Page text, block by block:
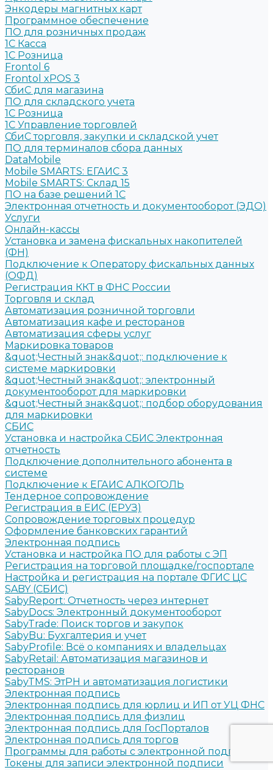
Энкодеры магнитных карт
Программное обеспечение
ПО для розничных продаж
1C Касса
1С Розница
Frontol 6
Frontol xPOS 3
СбиС для магазина
ПО для складского учета
1C Розница
1С Управление торговлей
СбиС торговля, закупки и складской учет
ПО для терминалов сбора данных
DataMobile
Mobile SMARTS: ЕГАИС 3
Mobile SMARTS: Склад 15
ПО на базе решений 1С
Электронная отчетность и документооборот (ЭДО)
Услуги
Онлайн-кассы
Установка и замена фискальных накопителей
(ФН)
Подключение к Оператору фискальных данных
(ОФД)
Регистрация ККТ в ФНС России
Торговля и склад
Автоматизация розничной торговли
Автоматизация кафе и ресторанов
Автоматизация сферы услуг
Маркировка товаров
&quot;Честный знак&quot;: подключение к
системе маркировки
&quot;Честный знак&quot;: электронный
документооборот для маркировки
&quot;Честный знак&quot;: подбор оборудования
для маркировки
СБИС
Установка и настройка СБИС Электронная
отчетность
Подключение дополнительного абонента в
системе
Подключение к ЕГАИС АЛКОГОЛЬ
Тендерное сопровождение
Регистрация в ЕИС (ЕРУЗ)
Сопровождение торговых процедур
Оформление банковских гарантий
Электронная подпись
Установка и настройка ПО для работы с ЭП
Регистрация на торговой площадке/госпортале
Настройка и регистрация на портале ФГИС ЦС
SABY (СБИС)
SabyReport: Отчетность через интернет
SabyDocs: Электронный документооборот
SabyTrade: Поиск торгов и закупок
SabyBu: Бухгалтерия и учет
SabyProfile: Всё о компаниях и владельцах
SabyRetail: Автоматизация магазинов и
ресторанов
SabyTMS: ЭтРН и автоматизация логистики
Электронная подпись
Электронная подпись для юрлиц и ИП от УЦ ФНС
Электронная подпись для физлиц
Электронная подпись для ГосПорталов
Электронная подпись для торгов
Программы для работы с электронной подписью
Токены для записи электронной подписи